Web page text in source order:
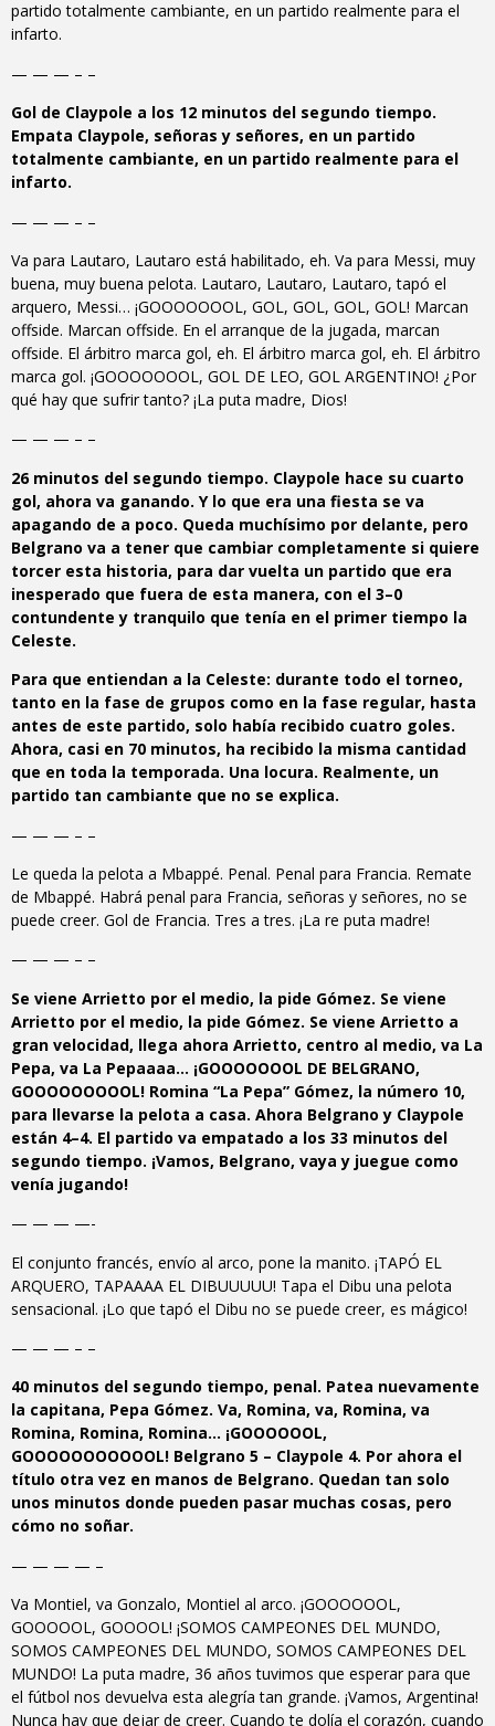
partido totalmente cambiante, en un partido realmente para el
infarto.
— — — – –
Gol de Claypole a los 12 minutos del segundo tiempo.
Empata Claypole, señoras y señores, en un partido
totalmente cambiante, en un partido realmente para el
infarto.
— — — – –
Va para Lautaro, Lautaro está habilitado, eh. Va para Messi, muy
buena, muy buena pelota. Lautaro, Lautaro, Lautaro, tapó el
arquero, Messi… ¡GOOOOOOOL, GOL, GOL, GOL, GOL! Marcan
offside. Marcan offside. En el arranque de la jugada, marcan
offside. El árbitro marca gol, eh. El árbitro marca gol, eh. El árbitro
marca gol. ¡GOOOOOOOL, GOL DE LEO, GOL ARGENTINO! ¿Por
qué hay que sufrir tanto? ¡La puta madre, Dios!
— — — – –
26 minutos del segundo tiempo. Claypole hace su cuarto
gol, ahora va ganando. Y lo que era una fiesta se va
apagando de a poco. Queda muchísimo por delante, pero
Belgrano va a tener que cambiar completamente si quiere
torcer esta historia, para dar vuelta un partido que era
inesperado que fuera de esta manera, con el 3–0
contundente y tranquilo que tenía en el primer tiempo la
Celeste.
Para que entiendan a la Celeste: durante todo el torneo,
tanto en la fase de grupos como en la fase regular, hasta
antes de este partido, solo había recibido cuatro goles.
Ahora, casi en 70 minutos, ha recibido la misma cantidad
que en toda la temporada. Una locura. Realmente, un
partido tan cambiante que no se explica.
— — — – –
Le queda la pelota a Mbappé. Penal. Penal para Francia. Remate
de Mbappé. Habrá penal para Francia, señoras y señores, no se
puede creer. Gol de Francia. Tres a tres. ¡La re puta madre!
— — — – –
Se viene Arrietto por el medio, la pide Gómez. Se viene
Arrietto por el medio, la pide Gómez. Se viene Arrietto a
gran velocidad, llega ahora Arrietto, centro al medio, va La
Pepa, va La Pepaaaa… ¡GOOOOOOOL DE BELGRANO,
GOOOOOOOOOL! Romina “La Pepa” Gómez, la número 10,
para llevarse la pelota a casa. Ahora Belgrano y Claypole
están 4–4. El partido va empatado a los 33 minutos del
segundo tiempo. ¡Vamos, Belgrano, vaya y juegue como
venía jugando!
— — — —-
El conjunto francés, envío al arco, pone la manito. ¡TAPÓ EL
ARQUERO, TAPAAAA EL DIBUUUUU! Tapa el Dibu una pelota
sensacional. ¡Lo que tapó el Dibu no se puede creer, es mágico!
— — — – –
40 minutos del segundo tiempo, penal. Patea nuevamente
la capitana, Pepa Gómez. Va, Romina, va, Romina, va
Romina, Romina, Romina… ¡GOOOOOOL,
GOOOOOOOOOOOL! Belgrano 5 – Claypole 4. Por ahora el
título otra vez en manos de Belgrano. Quedan tan solo
unos minutos donde pueden pasar muchas cosas, pero
cómo no soñar.
— — — — –
Va Montiel, va Gonzalo, Montiel al arco. ¡GOOOOOOL,
GOOOOOL, GOOOOL! ¡SOMOS CAMPEONES DEL MUNDO,
SOMOS CAMPEONES DEL MUNDO, SOMOS CAMPEONES DEL
MUNDO! La puta madre, 36 años tuvimos que esperar para que
el fútbol nos devuelva esta alegría tan grande. ¡Vamos, Argentina!
Nunca hay que dejar de creer. Cuando te dolía el corazón, cuando